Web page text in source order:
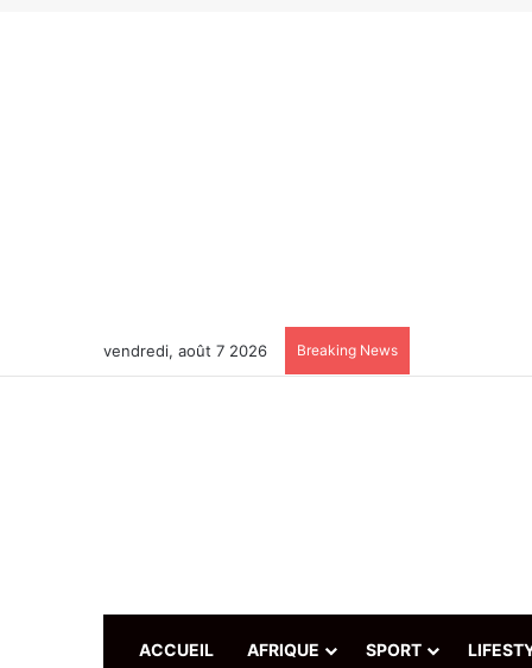
vendredi, août 7 2026 Breaking News
ACCUEIL AFRIQUE SPORT